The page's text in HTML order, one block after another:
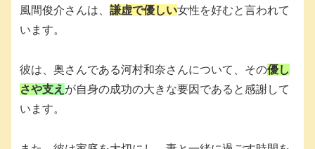
風間俊介さんは、 謙虚で優しい女性を好むと言われて
います。
彼は、奥さんである河村和奈さんについて、その優し
さや支え が自身の成功の大きな要因であると感謝して
います。